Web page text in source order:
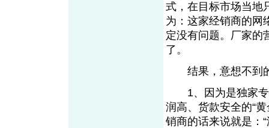
式，在目标市场当地
为：这家经销商的网
定没有问题。厂家的
了。
结果，意想不到
1、因为是独家专
润高、货款安全的“
销商的话来说就是：